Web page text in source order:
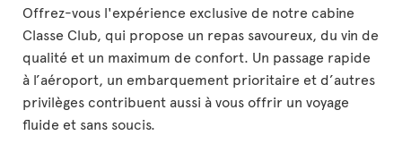
Offrez-vous l'expérience exclusive de notre cabine
Classe Club, qui propose un repas savoureux, du vin de
qualité et un maximum de confort. Un passage rapide
à l’aéroport, un embarquement prioritaire et d’autres
privilèges contribuent aussi à vous offrir un voyage
fluide et sans soucis.